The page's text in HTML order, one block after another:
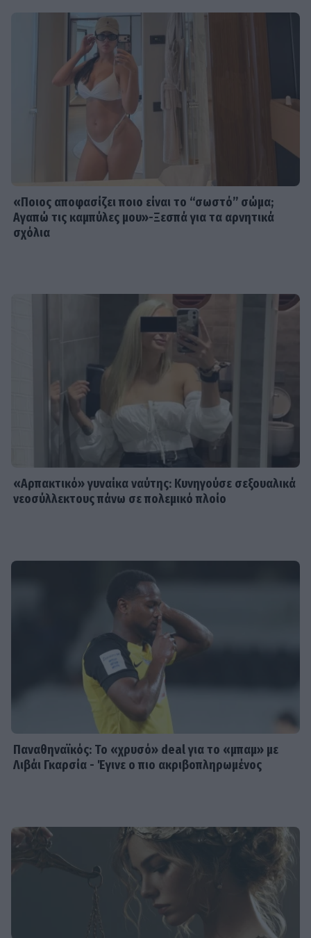
«Ποιος αποφασίζει ποιο είναι το “σωστό” σώμα;
Αγαπώ τις καμπύλες μου»-Ξεσπά για τα αρνητικά
σχόλια
«Αρπακτικό» γυναίκα ναύτης: Κυνηγούσε σεξουαλικά
νεοσύλλεκτους πάνω σε πολεμικό πλοίο
Παναθηναϊκός: Το «χρυσό» deal για το «μπαμ» με
Λιβάι Γκαρσία - Έγινε ο πιο ακριβοπληρωμένος